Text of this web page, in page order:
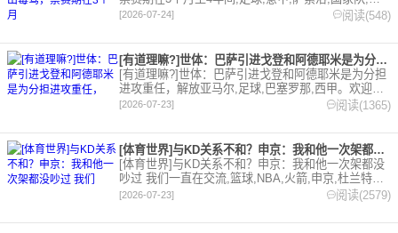
大利亚,英超,西甲,德甲,法甲,五洲。欢迎收藏本站，
[2026-07-24] 阅读(548)
[有道理嘛?]世体：巴萨引进戈登和阿德耶米是为分担进攻重任，
[有道理嘛?]世体：巴萨引进戈登和阿德耶米是为分担
进攻重任，解放亚马尔,足球,巴塞罗那,西甲。欢迎收
藏本站，24小时为你更新最新的足球，篮球体育资
[2026-07-23] 阅读(1365)
[体育世界]与KD关系不和？申京：我和他一次架都没吵过 我们
[体育世界]与KD关系不和？申京：我和他一次架都没
吵过 我们一直在交流,篮球,NBA,火箭,申京,杜兰特。
欢迎收藏本站，24小时为你更新最新的足球，篮球体
[2026-07-23] 阅读(2579)